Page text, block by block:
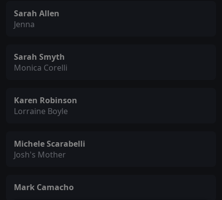
Sarah Allen
Jenna
Sarah Smyth
Monica Corelli
Karen Robinson
Lorraine Boyle
Michele Scarabelli
Josh's Mother
Mark Camacho